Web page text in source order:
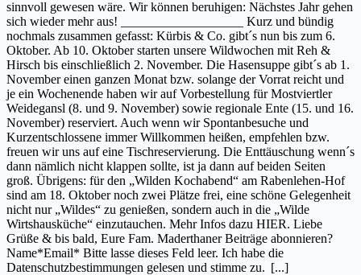
sinnvoll gewesen wäre. Wir können beruhigen: Nächstes Jahr gehen
sich wieder mehr aus! ___________________ Kurz und bündig
nochmals zusammen gefasst: Kürbis & Co. gibt´s nun bis zum 6.
Oktober. Ab 10. Oktober starten unsere Wildwochen mit Reh &
Hirsch bis einschließlich 2. November. Die Hasensuppe gibt´s ab 1.
November einen ganzen Monat bzw. solange der Vorrat reicht und
je ein Wochenende haben wir auf Vorbestellung für Mostviertler
Weidegansl (8. und 9. November) sowie regionale Ente (15. und 16.
November) reserviert. Auch wenn wir Spontanbesuche und
Kurzentschlossene immer Willkommen heißen, empfehlen bzw.
freuen wir uns auf eine Tischreservierung. Die Enttäuschung wenn´s
dann nämlich nicht klappen sollte, ist ja dann auf beiden Seiten
groß. Übrigens: für den „Wilden Kochabend“ am Rabenlehen-Hof
sind am 18. Oktober noch zwei Plätze frei, eine schöne Gelegenheit
nicht nur „Wildes“ zu genießen, sondern auch in die „Wilde
Wirtshausküche“ einzutauchen. Mehr Infos dazu HIER. Liebe
Grüße & bis bald, Eure Fam. Maderthaner Beiträge abonnieren?
Name*Email* Bitte lasse dieses Feld leer. Ich habe die
Datenschutzbestimmungen gelesen und stimme zu. [...]